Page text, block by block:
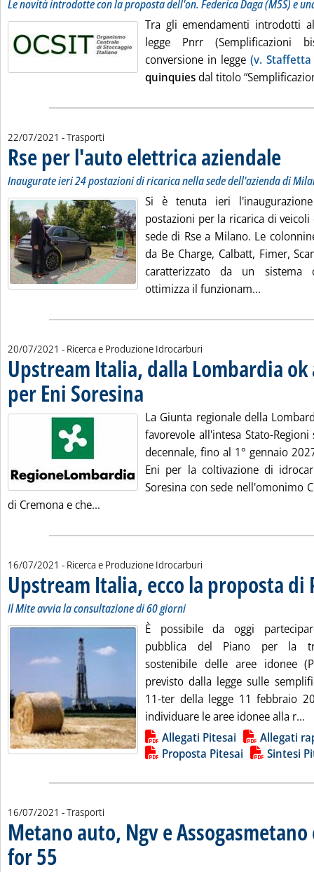
Le novità introdotte con la proposta dell'on. Federica Daga (M5S) e
Tra gli emendamenti introdotti
legge Pnrr (Semplificazioni
conversione in legge (v.
quinquiesdal titolo
22/07/2021 - Trasporti
Rse per l'auto elettrica aziendale
Inaugurate ieri 24 postazioni di ricarica nella sede dell'azienda di
Si è tenuta ieri
postazioni per la ricarica di
sede di Rse a Milano. Le
da Be Charge, Calbatt, Fimer,
caratterizzato da un sistema
ottimizza il funzionam...
20/07/2021 - Ricerca e Produzione Idrocarburi
Upstream Italia, dalla Lombardia
per Eni Soresina
La Giunta regionale della
favorevole all'intesa Stato-
decennale, fino al 1° gennaio
Eni per la coltivazione di
Soresina con sede nell'omonimo
di Cremona e che...
16/07/2021 - Ricerca e Produzione Idrocarburi
Upstream Italia, ecco la proposta di
Il Mite avvia la consultazione di 60 giorni
È possibile da oggi
pubblica del Piano per la
sostenibile delle aree idonee
previsto dalla legge sulle
11-ter della legge 11 febbraio
individuare le aree idonee alla r...
Lista allegati PDF alla notiziaAllegati Pitesai
Allegati
Proposta Pitesai
Sintesi
16/07/2021 - Trasporti
Metano auto, Ngv e
for 55 . Pubblicata venerdì 16 luglio 2021 alle 12.39.